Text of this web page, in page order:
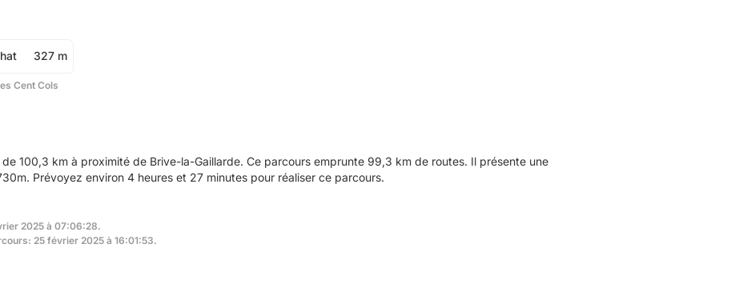
327 m
Cent Cols
100,3 km à proximité de Brive-la-Gaillarde. Ce parcours emprunte 99,3 km de routes. Il présente une
Prévoyez environ 4 heures et 27 minutes pour réaliser ce parcours.
2025 à 07:06:28.
25 février 2025 à 16:01:53.